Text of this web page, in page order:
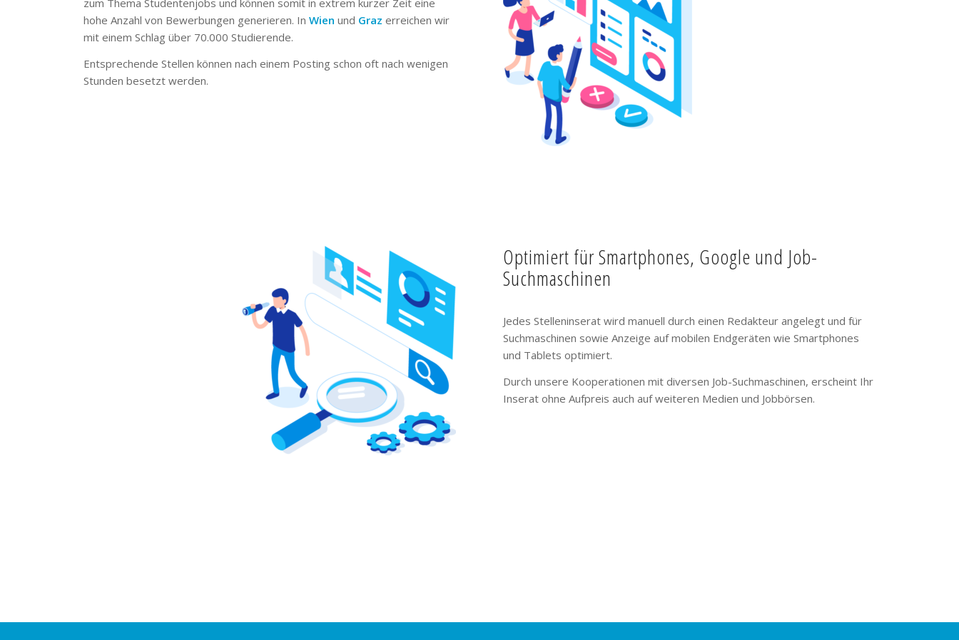
hohe Anzahl von Bewerbungen generieren. InWien und Graz erreichen wir
mit einem Schlag über 70.000 Studierende.
Entsprechende Stellen können nach einem Posting schon oft nach wenigen
Stunden besetzt werden.
Optimiert für Smartphones, Google und Job-
Suchmaschinen
Jedes Stelleninserat wird manuell durch einen Redakteur angelegt und für
Suchmaschinen sowie Anzeige auf mobilen Endgeräten wie Smartphones
und Tablets optimiert.
Durch unsere Kooperationen mit diversen Job-Suchmaschinen, erscheint Ihr
Inserat ohne Aufpreis auch auf weiteren Medien und Jobbörsen.